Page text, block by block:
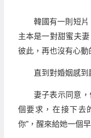
韓國有一則短
主本是一對甜蜜夫
彼此，再也沒有心動
直到對婚姻感到
妻子表示同意
個要求，在接下去
你”，醒來給她一個